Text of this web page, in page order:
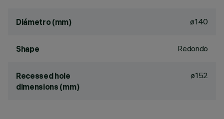
Diámetro (mm) ø140
Shape Redondo
Recessed hole
dimensions (mm)
ø152